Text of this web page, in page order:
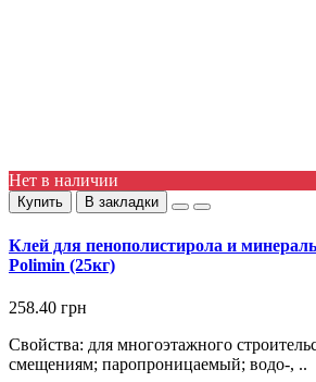
Нет в наличии
Купить В закладки
Клей для пенополистирола и
Polimin (25кг)
258.40 грн
Свойства: для многоэтажного
смещениям; паропроницаемый; водо-, ..